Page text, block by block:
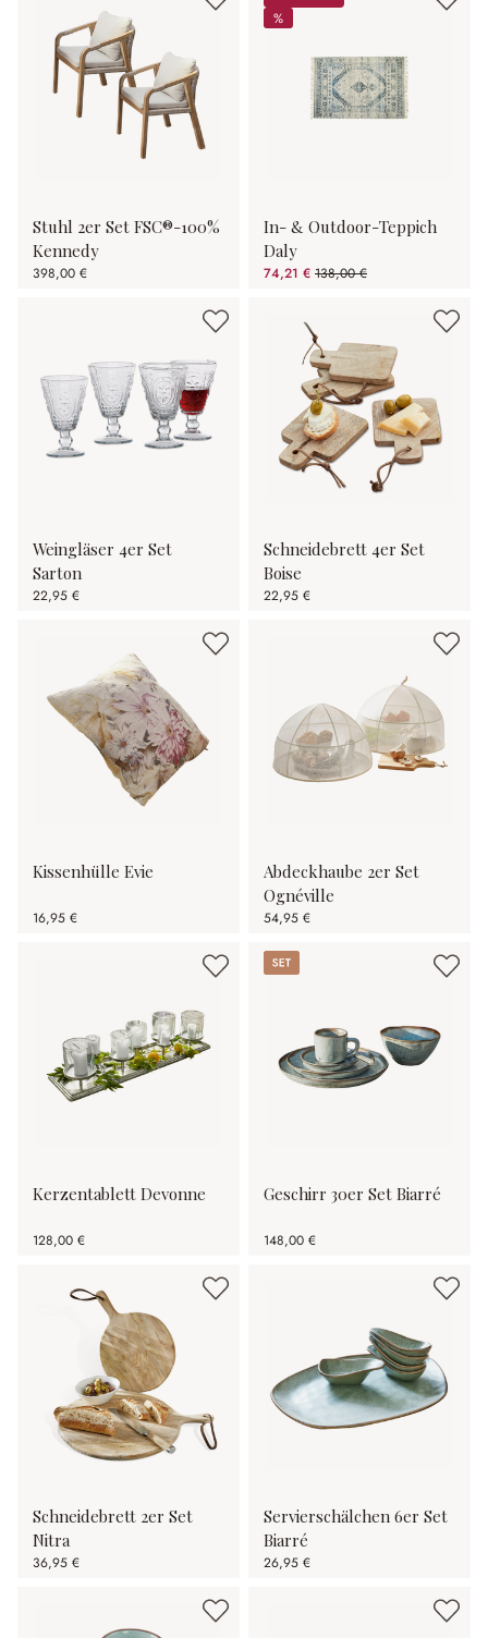
Stuhl 2er Set FSC®-100%
Kennedy
398,00 €
%
%
In- & Outdoor-Teppich
Daly
74,21 € 138,00 €
(46.22% gespart)
Weingläser 4er Set
Sarton
22,95 €
Schneidebrett 4er Set
Boise
22,95 €
Kissenhülle Evie
16,95 €
Abdeckhaube 2er Set
Ognéville
54,95 €
Kerzentablett Devonne
128,00 €
Set
Geschirr 30er Set Biarré
148,00 €
Schneidebrett 2er Set
Nitra
36,95 €
Servierschälchen 6er Set
Biarré
26,95 €